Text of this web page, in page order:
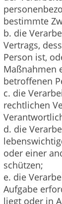
bestimmte
b. die
Vertrags,
Person ist,
Maßnahmen
betroffenen
c. die
rechtlichen
d. die
oder einer
schützen;
e. die
Aufgabe
liegt oder in